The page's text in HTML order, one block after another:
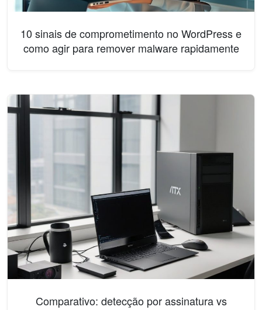
10 sinais de comprometimento no WordPress e
como agir para remover malware rapidamente
Comparativo: detecção por assinatura vs